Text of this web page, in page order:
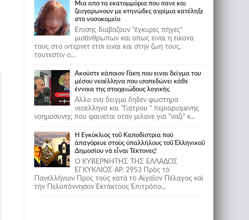
Μια απο τα εκατομμύρια που πανε και
ζευγαρωνουν με κτηνώδες αγρίμια κατέληξε
στο νοσοκομείο
Επισης διαβαζουν "έγκυρες πήγες"
μισάνθρωπων και οπως ειναι η εικονα
τους στο ιντερνετ ετσι ειναι και στην ζωη τους,
τουτεστιν ο...
Ακούστε κάποιον Γάκη που ειναι δείγμα του
μέσου νεοέλληνα που ισοπεδώνει κάθε
έννοια της στοιχειώδους λογικής
Αλλο ενα δειγμα δηδεν φωστηρα
νεοελληνα και "Γιατρου " περιορισμενης
νοημοσυνης που φαινεται οταν μιλανε για "ναζι" κ...
Ἡ Ἐγκύκλιος τοῦ Καποδίστρια ποὺ
ἀπαγόρευε στοὺς ὑπαλλήλους τοῦ Ἑλληνικοῦ
Δημοσίου νὰ εἶναι Τέκτονες!
Ο ΚΥΒΕΡΝΗΤΗΣ ΤΗΣ ΕΛΛΑΔΟΣ
ΕΓΚΥΚΛΙΟΣ ΑΡ. 2953 Πρὸς τὸ
Πανελλήνιον Πρὸς τοὺς κατὰ τὸ Αἰγαῖον Πέλαγος καὶ
τὴν Πελοπόννησον Ἐκτάκτους Ἐπιτρόπο...